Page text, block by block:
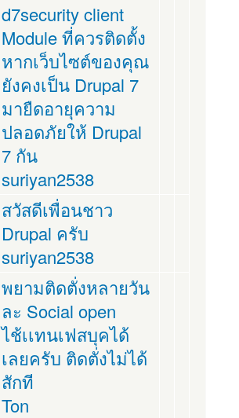
d7security client
Module ที่ควรติดตั้ง
หากเว็บไซต์ของคุณ
ยังคงเป็น Drupal 7
มายืดอายุความ
ปลอดภัยให้ Drupal
7 กัน
suriyan2538
สวัสดีเพื่อนชาว
Drupal ครับ
suriyan2538
พยามติดตั่งหลายวัน
ละ Social open
ไช้เเทนเฟสบุคได้
เลยครับ ติดตั่งไม่ได้
สักที
Ton